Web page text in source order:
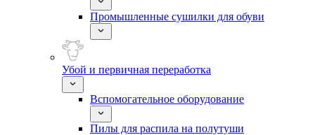
Промышленные сушилки для обуви
Убой и первичная переработка
Вспомогательное оборудование
Пилы для распила на полутуши